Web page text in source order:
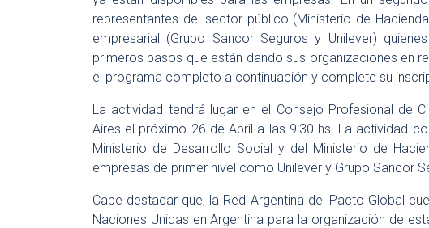
representantes del sector público (Ministerio de
empresarial (Grupo Sancor Seguros y Unilever)
primeros pasos que están dando sus organizaciones en
el programa completo a continuación y complete su
La actividad tendrá lugar en el Consejo Profesional de
Aires el próximo 26 de Abril a las 9:30 hs. La actividad
Ministerio de Desarrollo Social y del Ministerio de
empresas de primer nivel como Unilever y Grupo Sancor
Cabe destacar que, la Red Argentina del Pacto Global
Naciones Unidas en Argentina para la organización de